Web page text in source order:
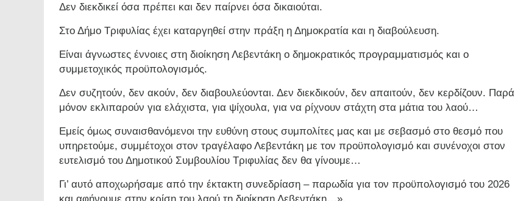
Δεν διεκδικεί όσα πρέπει και δεν παίρνει όσα δικαιούται.
Στο Δήμο Τριφυλίας έχει καταργηθεί στην πράξη η Δημοκρατία και η διαβούλευση.
Είναι άγνωστες έννοιες στη διοίκηση Λεβεντάκη ο δημοκρατικός προγραμματισμός και ο
συμμετοχικός προϋπολογισμός.
Δεν συζητούν, δεν ακούν, δεν διαβουλεύονται. Δεν διεκδικούν, δεν απαιτούν, δεν κερδίζουν. Παρά
μόνον εκλιπαρούν για ελάχιστα, για ψίχουλα, για να ρίχνουν στάχτη στα μάτια του λαού…
Εμείς όμως συναισθανόμενοι την ευθύνη στους συμπολίτες μας και με σεβασμό στο θεσμό που
υπηρετούμε, συμμέτοχοι στον τραγέλαφο Λεβεντάκη με τον προϋπολογισμό και συνένοχοι στον
ευτελισμό του Δημοτικού Συμβουλίου Τριφυλίας δεν θα γίνουμε…
Γι’ αυτό αποχωρήσαμε από την έκτακτη συνεδρίαση – παρωδία για τον προϋπολογισμό του 2026